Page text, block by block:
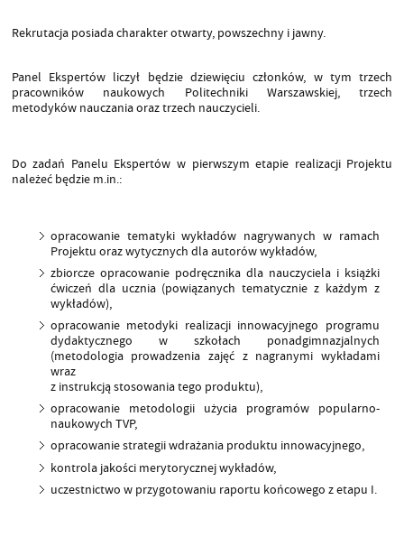
Rekrutacja posiada charakter otwarty, powszechny i jawny.
Panel Ekspertów liczył będzie dziewięciu członków, w tym trzech
pracowników naukowych Politechniki Warszawskiej, trzech
metodyków nauczania oraz trzech nauczycieli.
Do zadań Panelu Ekspertów w pierwszym etapie realizacji Projektu
należeć będzie m.in.:
opracowanie tematyki wykładów nagrywanych w ramach
Projektu oraz wytycznych dla autorów wykładów,
zbiorcze opracowanie podręcznika dla nauczyciela i książki
ćwiczeń dla ucznia (powiązanych tematycznie z każdym z
wykładów),
opracowanie metodyki realizacji innowacyjnego programu
dydaktycznego w szkołach ponadgimnazjalnych
(metodologia prowadzenia zajęć z nagranymi wykładami
wraz
z instrukcją stosowania tego produktu),
opracowanie metodologii użycia programów popularno-
naukowych TVP,
opracowanie strategii wdrażania produktu innowacyjnego,
kontrola jakości merytorycznej wykładów,
uczestnictwo w przygotowaniu raportu końcowego z etapu I.